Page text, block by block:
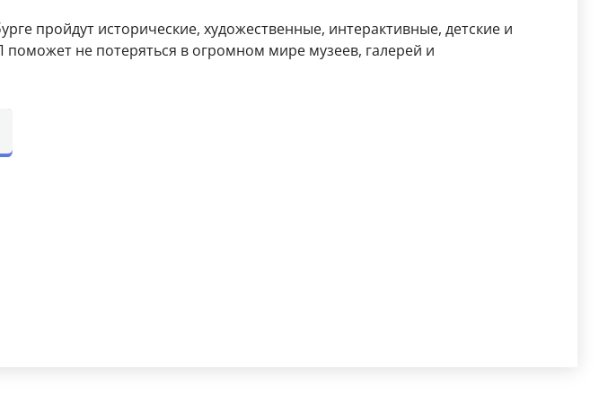
пройдут исторические, художественные, интерактивные, детские и
не потеряться в огромном мире музеев, галерей и